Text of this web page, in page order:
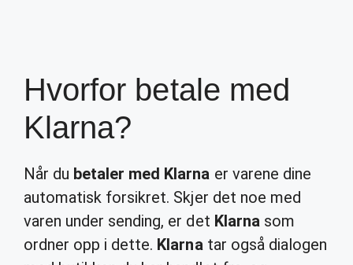
Hvorfor betale med
Klarna?
Når du betaler med Klarna er varene dine
automatisk forsikret. Skjer det noe med
varen under sending, er det Klarnasom
ordner opp i dette. Klarnatar også dialogen